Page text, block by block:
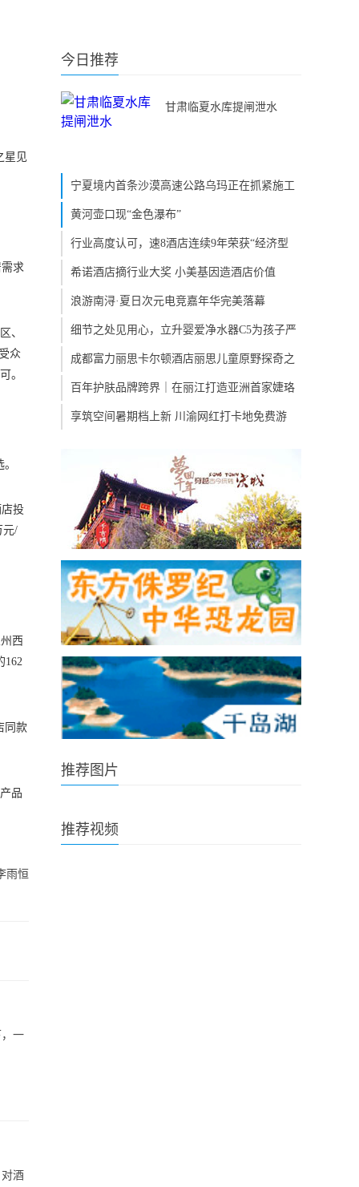
星见
求
、
众
。
投
元/
西
162
同款
品
雨恒
一
酒
今日推荐
甘肃临夏水库提闸泄水
宁夏境内首条沙漠高速公路乌玛正在抓紧施工
黄河壶口现“金色瀑布”
行业高度认可，速8酒店连续9年荣获“经济型
希诺酒店摘行业大奖 小美基因造酒店价值
浪游南浔·夏日次元电竞嘉年华完美落幕
细节之处见用心，立升婴爱净水器C5为孩子严
成都富力丽思卡尔顿酒店丽思儿童原野探奇之
百年护肤品牌跨界｜在丽江打造亚洲首家婕珞
享筑空间暑期档上新 川渝网红打卡地免费游
推荐图片
推荐视频